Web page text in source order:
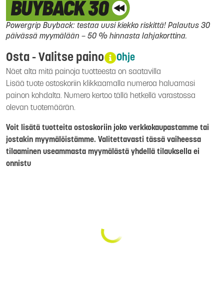
Powergrip Buyback: testaa uusi kiekko riskittä! Palautus 30
päivässä myymälään – 50 % hinnasta lahjakorttina.
Osta - Valitse paino Ohje
Näet alta mitä painoja tuotteesta on saatavilla
Lisää tuote ostoskoriin klikkaamalla numeroa haluamasi
painon kohdalta. Numero kertoo tällä hetkellä varastossa
olevan tuotemäärän.
Voit lisätä tuotteita ostoskoriin joko verkkokaupastamme tai
jostakin myymälöistämme. Valitettavasti tässä vaiheessa
tilaaminen useammasta myymälästä yhdellä tilauksella ei
onnistu